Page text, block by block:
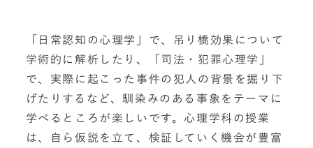
「日常認知の心理学」で、吊り橋効果について
学術的に解析したり、「司法・犯罪心理学」
で、実際に起こった事件の犯人の背景を掘り下
げたりするなど、馴染みのある事象をテーマに
学べるところが楽しいです。心理学科の授業
は、自ら仮説を立て、検証していく機会が豊富